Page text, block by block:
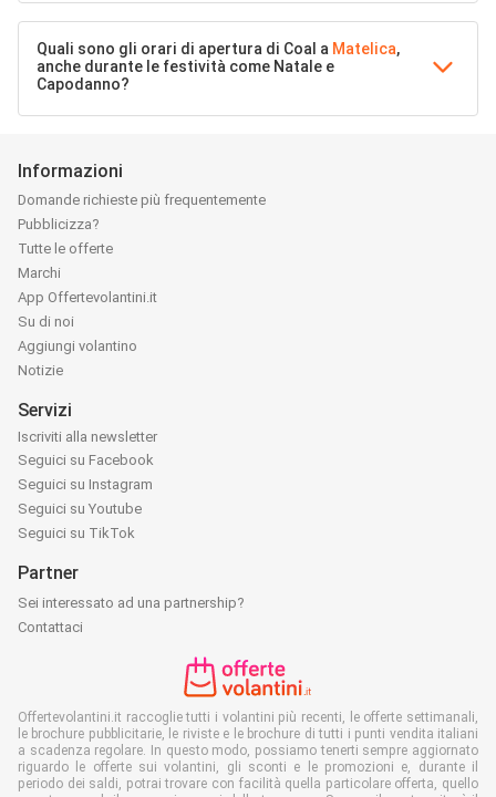
Quali sono gli orari di apertura di Coal a Matelica,
anche durante le festività come Natale e
Capodanno?
Informazioni
Domande richieste più frequentemente
Pubblicizza?
Tutte le offerte
Marchi
App Offertevolantini.it
Su di noi
Aggiungi volantino
Notizie
Servizi
Iscriviti alla newsletter
Seguici su Facebook
Seguici su Instagram
Seguici su Youtube
Seguici su TikTok
Partner
Sei interessato ad una partnership?
Contattaci
Offertevolantini.it raccoglie tutti i volantini più recenti, le offerte settimanali,
le brochure pubblicitarie, le riviste e le brochure di tutti i punti vendita italiani
a scadenza regolare. In questo modo, possiamo tenerti sempre aggiornato
riguardo le offerte sui volantini, gli sconti e le promozioni e, durante il
periodo dei saldi, potrai trovare con facilità quella particolare offerta, quello